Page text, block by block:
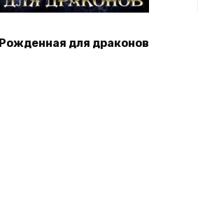
Рожденная для драконов